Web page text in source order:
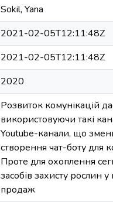
Sokil, Yana
2021-02-05T12:11:48Z
2021-02-05T12:11:48Z
2020
Розвиток комунікацій
використовуючи такі
Youtube-канали, що
створення чат-боту для
Проте для охоплення
засобів захисту рослин
продаж